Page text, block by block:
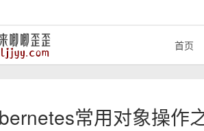
首页
常用对象操作